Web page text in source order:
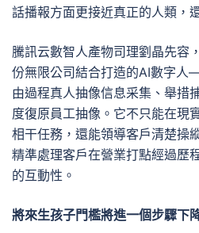
話播報方面更接近真正的人類，
騰訊云數智人產物司理劉晶先容
份無限公司結合打造的AI數字
由過程真人抽像信息采集、舉措
度復原員工抽像。它不只能在現
相干任務，還能領導客戶清楚操
精準處理客戶在營業打點經過歷
的互動性。
將來生孩子門檻將進一個步驟下